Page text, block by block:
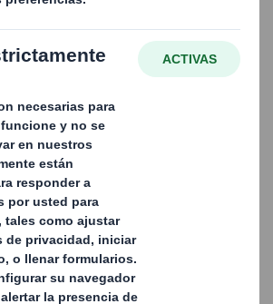
sostenible, DS Smith, ha
de sus nuevos “Principios de
se produce a partir de una
que muestra que existe una
de contar con diseños
a superar la confusión que
el reciclaje de envases.